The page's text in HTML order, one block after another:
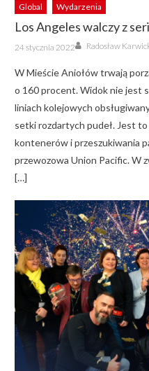
Global Wydarzenia
Los Angeles walczy z
Posted
on
24 stycznia 2022 Author
Radosław
W Mieście Aniołów trwają
o 160 procent. Widok nie jest
liniach kolejowych
setki rozdartych pudeł. Jest to
kontenerów i przeszukiwania
przewozowa Union Pacific. W
[…]